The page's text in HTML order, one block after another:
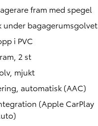
fram med spegel
under bagagerumsgolvet
i PVC
2 st
mjukt
automatisk (AAC)
(Apple CarPlay